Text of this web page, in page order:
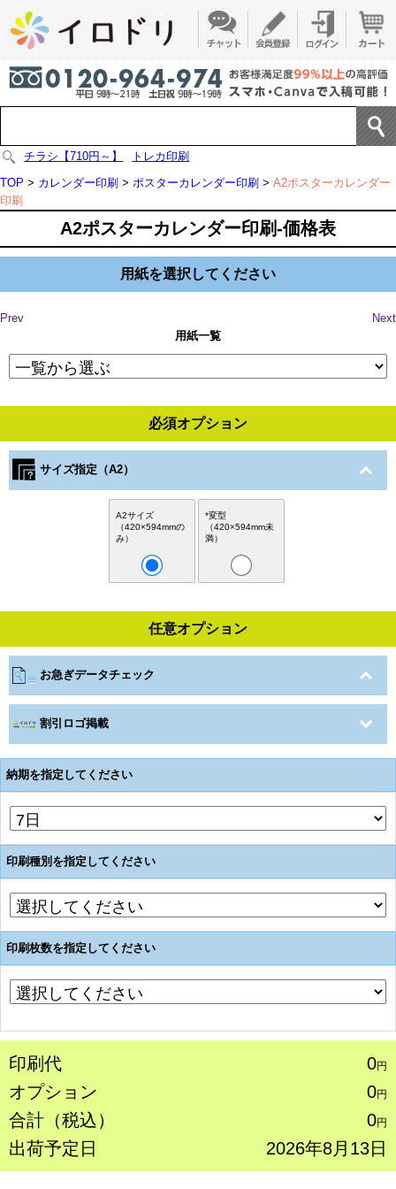
チラシ【710円～】
トレカ印刷
TOP > カレンダー印刷 > ポスターカレンダー印刷 > A2ポスターカレンダー
印刷
A2ポスターカレンダー印刷-価格表
用紙を選択してください
Prev
Next
用紙一覧
必須オプション
サイズ指定（A2）
A2サイズ
（420×594mmの
み）
*変型
（420×594mm未
満）
任意オプション
お急ぎデータチェック
割引ロゴ掲載
納期を指定してください
印刷種別を指定してください
印刷枚数を指定してください
印刷代 0円
オプション 0円
合計（税込） 0円
出荷予定日 2026年8月13日